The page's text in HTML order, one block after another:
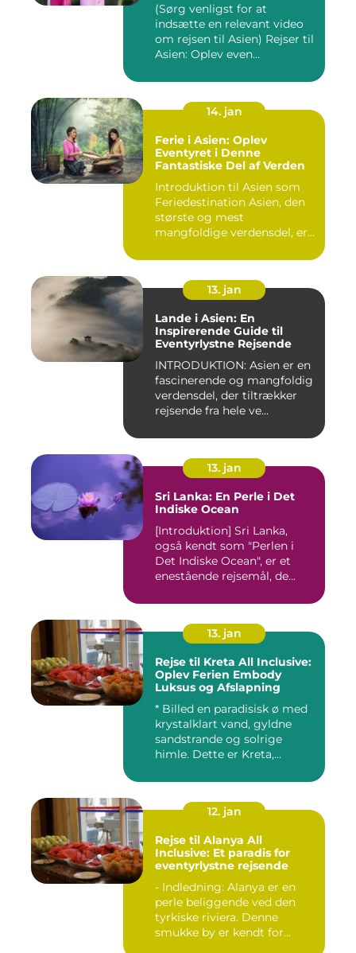
(Sørg venligst for at
indsætte en relevant video
om rejsen til Asien) Rejser til
Asien: Oplev even...
14. jan
Ferie i Asien: Oplev
Eventyret i Denne
Fantastiske Del af Verden
Introduktion til Asien som
Feriedestination Asien, den
største og mest
mangfoldige verdensdel, er
13. jan
Lande i Asien: En
Inspirerende Guide til
Eventyrlystne Rejsende
INTRODUKTION: Asien er en
fascinerende og mangfoldig
verdensdel, der tiltrækker
rejsende fra hele ve...
13. jan
Sri Lanka: En Perle i Det
Indiske Ocean
[Introduktion] Sri Lanka,
også kendt som "Perlen i
Det Indiske Ocean", er et
enestående rejsemål, de...
13. jan
Rejse til Kreta All Inclusive:
Oplev Ferien Embody
Luksus og Afslapning
* Billed en paradisisk ø med
krystalklart vand, gyldne
sandstrande og solrige
himle. Dette er Kreta,...
12. jan
Rejse til Alanya All
Inclusive: Et paradis for
eventyrlystne rejsende
- Indledning: Alanya er en
perle beliggende ved den
tyrkiske riviera. Denne
smukke by er kendt for...